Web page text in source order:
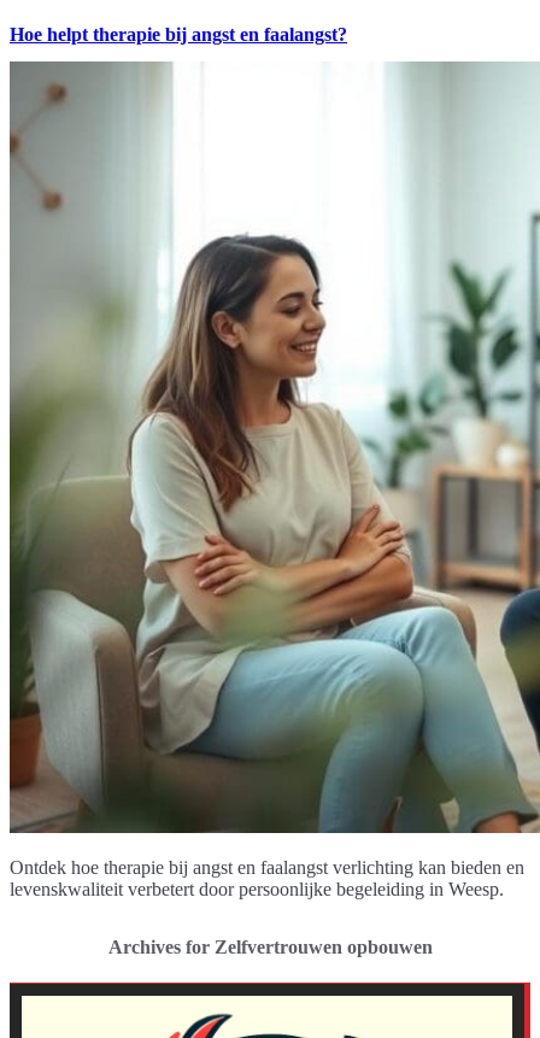
Hoe helpt therapie bij angst en faalangst?
Ontdek hoe therapie bij angst en faalangst verlichting kan bieden en
levenskwaliteit verbetert door persoonlijke begeleiding in Weesp.
Archives for Zelfvertrouwen opbouwen